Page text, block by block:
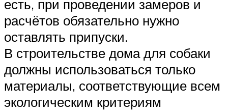
есть, при проведении замеров и
расчётов обязательно нужно
оставлять припуски.
В строительстве дома для собаки
должны использоваться только
материалы, соответствующие всем
экологическим критериям